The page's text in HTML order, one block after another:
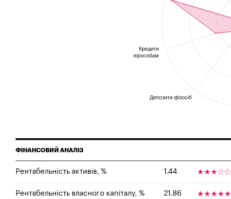
Депозити фізосіб
Кредити
юрособам
ФІНАНСОВИЙ АНАЛІЗ
Рентабельність активів, % 1.44
Рентабельність власного капіталу, % 21.86